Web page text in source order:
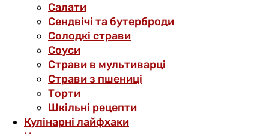
Салати
Сендвічі та бутерброди
Солодкі страви
Соуси
Страви в мультиварці
Страви з пшениці
Торти
Шкільні рецепти
Кулінарні лайфхаки